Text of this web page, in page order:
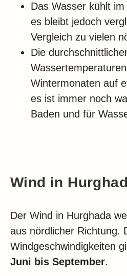
Das Wasser kühlt
es bleibt jedoch
Vergleich zu vielen
Die
Wintermonaten auf
es ist immer noch
Baden und für
Wind in
Der Wind in Hurghada
aus nördlicher Richtung.
Windgeschwindigkeiten
Juni bis September.